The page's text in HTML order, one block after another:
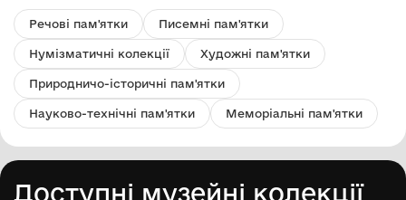
Речові пам'ятки Писемні пам'ятки
Нумізматичні колекції Художні пам'ятки
Природничо-історичні пам'ятки
Науково-технічні пам'ятки Меморіальні пам'ятки
Доступні музейні колекції